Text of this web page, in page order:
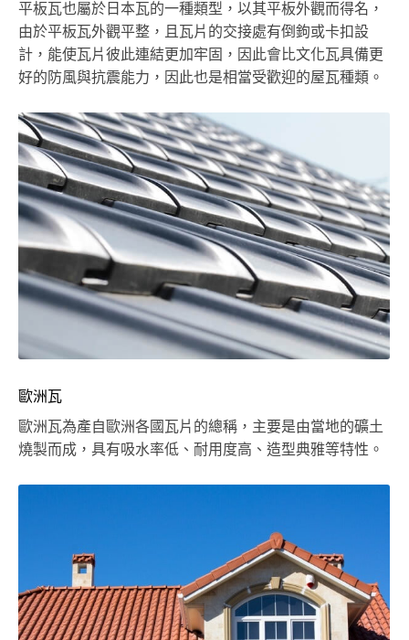
平板瓦也屬於日本瓦的一種類型，以其平板外觀而得名，
由於平板瓦外觀平整，且瓦片的交接處有倒鉤或卡扣設
計，能使瓦片彼此連結更加牢固，因此會比文化瓦具備更
好的防風與抗震能力，因此也是相當受歡迎的屋瓦種類。
歐洲瓦
歐洲瓦為產自歐洲各國瓦片的總稱，主要是由當地的礦土
燒製而成，具有吸水率低、耐用度高、造型典雅等特性。